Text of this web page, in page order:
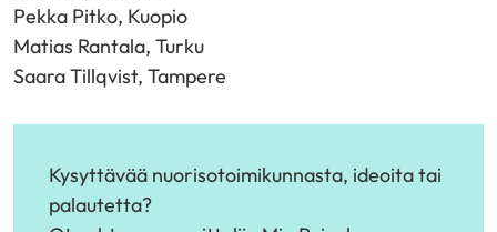
Pekka Pitko, Kuopio
Matias Rantala, Turku
Saara Tillqvist, Tampere
Kysyttävää nuorisotoimikunnasta, ideoita tai
palautetta?